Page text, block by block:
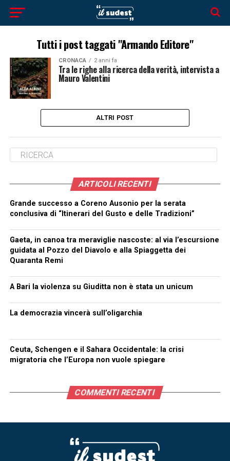
Tutti i post taggati "Armando Editore"
CRONACA 2 anni fa
Tra le righe alla ricerca della verità, intervista a
Mauro Valentini
ALTRI POST
ARTICOLI RECENTI
Grande successo a Coreno Ausonio per la serata
conclusiva di “Itinerari del Gusto e delle Tradizioni”
Gaeta, in canoa tra meraviglie nascoste: al via l’escursione
guidata al Pozzo del Diavolo e alla Spiaggetta dei
Quaranta Remi
A Bari la violenza su Giuditta non è stata un unicum
La democrazia vincerà sull’oligarchia
Ceuta, Schengen e il Sahara Occidentale: la crisi
migratoria che l’Europa non vuole spiegare
COMMENTI RECENTI